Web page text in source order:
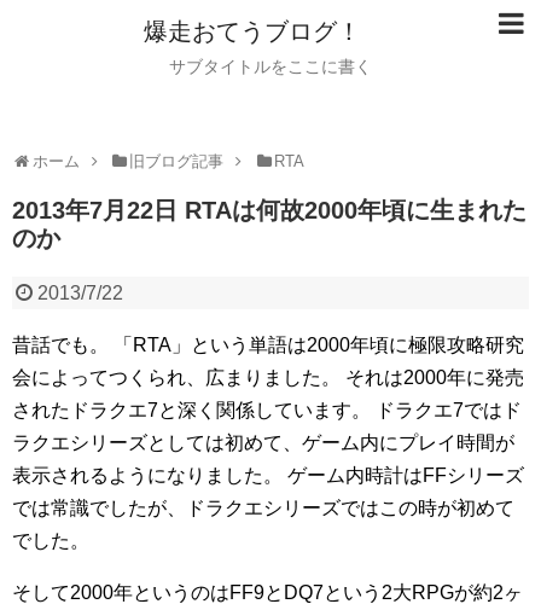
爆走おてうブログ！
サブタイトルをここに書く
ホーム 旧ブログ記事 RTA
2013年7月22日 RTAは何故2000年頃に生まれた
のか
2013/7/22
昔話でも。
「RTA」という単語は2000年頃に極限攻略研究
会によってつくられ、広まりました。
それは2000年に発売
されたドラクエ7と深く関係しています。
ドラクエ7ではド
ラクエシリーズとしては初めて、ゲーム内にプレイ時間が
表示されるようになりました。
ゲーム内時計はFFシリーズ
では常識でしたが、ドラクエシリーズではこの時が初めて
でした。
そして2000年というのはFF9とDQ7という2大RPGが約2ヶ